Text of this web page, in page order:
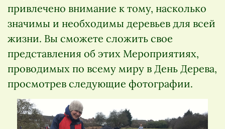
привлечено внимание к тому, насколько
значимы и необходимы деревьев для всей
жизни. Вы сможете сложить свое
представления об этих Мероприятиях,
проводимых по всему миру в День Дерева,
просмотрев следующие фотографии.